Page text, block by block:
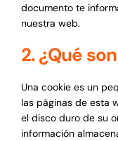
documento te
nuestra web.
2. ¿Qué
Una cookie es un
las páginas de esta
el disco duro de su
información